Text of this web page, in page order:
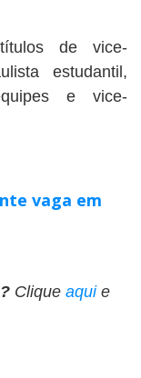
de vice-
estudantil,
e vice-
vaga em
Clique aqui e